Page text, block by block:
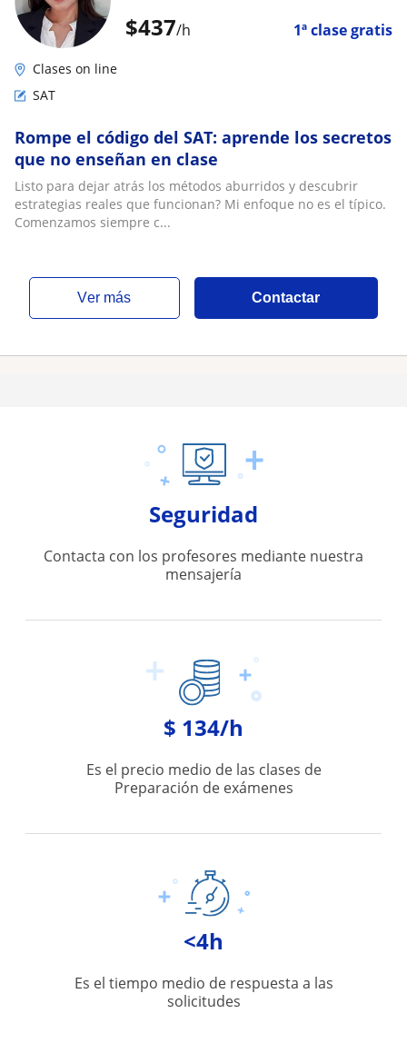
$437/h 1ª clase gratis
Clases on line
SAT
Rompe el código del SAT: aprende los secretos
que no enseñan en clase
Listo para dejar atrás los métodos aburridos y descubrir
estrategias reales que funcionan? Mi enfoque no es el típico.
Comenzamos siempre c...
ver más Contactar
Seguridad
Contacta con los profesores mediante nuestra
mensajería
$ 134/h
Es el precio medio de las clases de
Preparación de exámenes
<4h
Es el tiempo medio de respuesta a las
solicitudes